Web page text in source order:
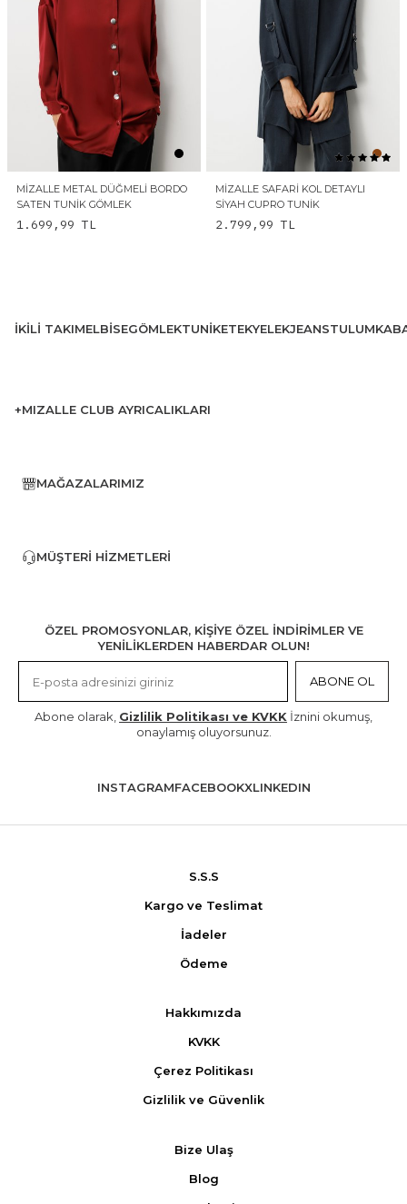
MIZALLE METAL DÜĞMELI BORDO
SATEN TUNIK GÖMLEK
1.699,99 TL
MIZALLE SAFARI KOL DETAYLI
SIYAH CUPRO TUNIK
2.799,99 TL
İKILI TAKIMELBISEGÖMLEKTUNIKETEKYELEKJEANSTULUM
+MIZALLE CLUB AYRICALIKLARI
MAĞAZALARIMIZ
MÜŞTERI HIZMETLERI
ÖZEL PROMOSYONLAR, KİŞİYE ÖZEL İNDİRİMLER VE
YENİLİKLERDEN HABERDAR OLUN!
ABONE OL
Abone olarak, Gizlilik Politikası ve KVKK İznini okumuş,
onaylamış oluyorsunuz.
INSTAGRAMFACEBOOKXLINKEDIN
S.S.S
Kargo ve Teslimat
İadeler
Ödeme
Hakkımızda
KVKK
Çerez Politikası
Gizlilik ve Güvenlik
Bize Ulaş
Blog